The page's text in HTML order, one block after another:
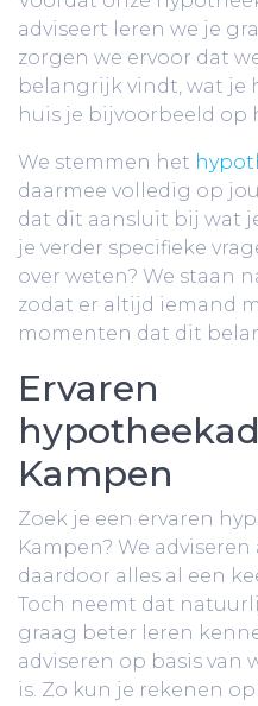
adviseert leren we je
zorgen we ervoor dat
belangrijk vindt, wat je
huis je bijvoorbeeld op
We stemmen het
daarmee volledig op
dat dit aansluit bij wat
je verder specifieke
over weten? We staan
zodat er altijd iemand
momenten dat dit
Ervaren
Kampen
Zoek je een ervaren
Kampen? We
daardoor alles al een
Toch neemt dat
graag beter leren
adviseren op basis van
is. Zo kun je rekenen